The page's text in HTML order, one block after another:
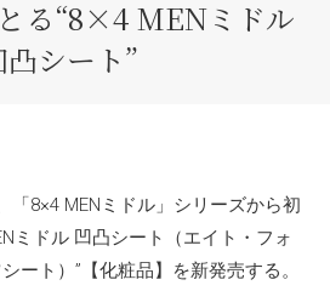
る“8×4 MENミドル
凸シート”
8×4 MENミドル」シリーズから初
ミドル 凹凸シート（エイト・フォ
ート）”【化粧品】を新発売する。